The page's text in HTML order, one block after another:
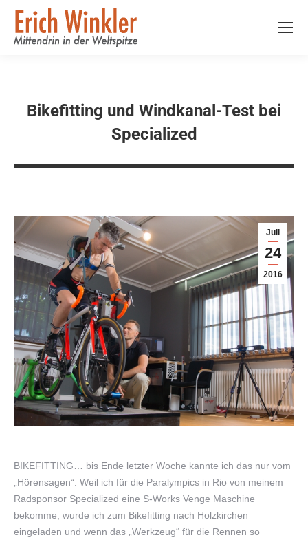
Bikefitting und Windkanal-Test bei
Specialized
Juli
24
2016
BIKEFITTING… bis Ende letzter Woche kannte ich das nur vom
„Hörensagen“. Weil ich für die Paralympics in Rio von meinem
Radsponsor Specialized eine S-Works Venge Maschine
bekomme, wurde ich zum Bikefitting nach Holzkirchen
eingeladen und wenn das „Werkzeug“ für die Rennen so